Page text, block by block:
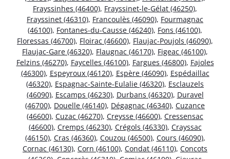
Frayssinhes (46400), Frayssinet-le-Gélat (46250),
Frayssinet (46310), Francoulès (46090), Fourmagnac
(46100), Fontanes-du-Causse (46240), Fons (46100),
Floressas (46700), Floirac (46600), Flaujac-Poujols (46090),
Flaujac-Gare (46320), Flaugnac (46170), Figeac (46100),
Felzins (46270), Faycelles (46100), Fargues (46800), Fajoles
(46300), Espeyroux (46120), Espère (46090), Espédaillac
(46320), Espagnac-Sainte-Eulalie (46320), Esclauzels
(46090), Escamps (46230), Durbans (46320), Duravel
(46700), Douelle (46140), Dégagnac (46340), Cuzance
(46600), Cuzac (46270), Creysse (46600), Cressensac
(46600), Cremps (46230), Crégols (46330), Crayssac
(46150), Cras (46360), Couzou (46500), Cours (46090),
Cornac (46130), Corn (46100), Condat (46110), Concots